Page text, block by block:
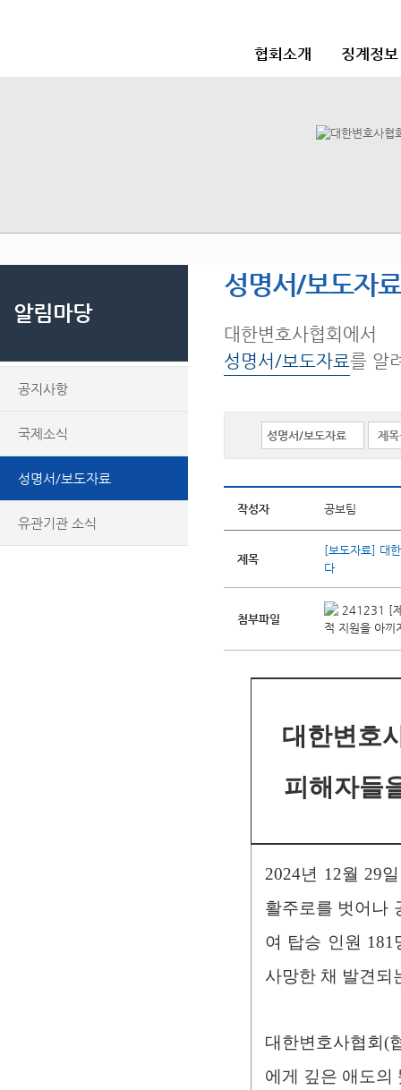
협회소개 징계정
알림마당
공지사항
국제소식
성명서/보도자료
유관기관 소식
성명서/보도자료
대한변호사협회에서
성명서/보도자료를 알
작성자 공보팀
제목
[보도자료] 대
다
첨부파일
241231 [제
적 지원을 아
대한변호
피해자들
2024년 12월 29
활주로를 벗어나
여 탑승 인원
사망한 채 발견되
대한변호사협회(
에게 깊은 애도의